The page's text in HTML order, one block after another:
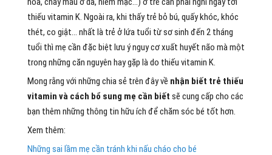
thiếu vitamin K. Ngoài ra, khi thấy trẻ bỏ bú, quấy khóc, khóc
thét, co giật… nhất là trẻ ở lứa tuổi từ sơ sinh đến 2 tháng
tuổi thì mẹ cần đặc biệt lưu ý nguy cơ xuất huyết não mà một
trong những căn nguyên hay gặp là do thiếu vitamin K.
Mong rằng với những chia sẻ trên đây về nhận biết trẻ thiếu
vitamin và cách bổ sung mẹ cần biết sẽ cung cấp cho các
bạn thêm những thông tin hữu ích để chăm sóc bé tốt hơn.
Xem thêm:
Những sai lầm mẹ cần tránh khi nấu cháo cho bé